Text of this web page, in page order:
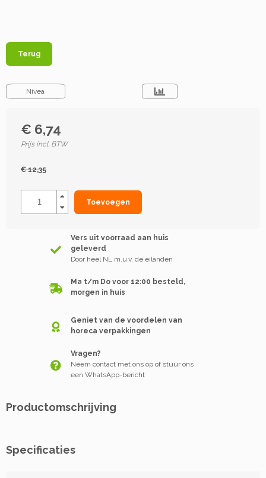
Terug
Nivea
€ 6,74
Prijs incl. BTW
€ 12,35
Toevoegen
Vers uit voorraad aan huis
geleverd
Door heel NL m.u.v. de eilanden
Ma t/m Do voor 12:00 besteld,
morgen in huis
Geniet van de voordelen van
horeca verpakkingen
Vragen?
Neem contact met ons op of stuur ons
een WhatsApp-bericht
Productomschrijving
Specificaties